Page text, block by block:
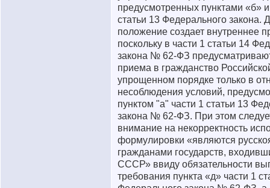
предусмотренных пунктами «б»
статьи 13 Федерального закона.
положение создает внутреннее
поскольку в части 1 статьи 14
закона № 62-ФЗ
приема в гражданство
упрощенном порядке только в
несоблюдения условий,
пунктом "а" части 1 статьи 13
закона № 62-ФЗ. При этом
внимание на некорректность
формулировки «являются
гражданами государств,
СССР» ввиду обязательности
требования пункта «д» части 1